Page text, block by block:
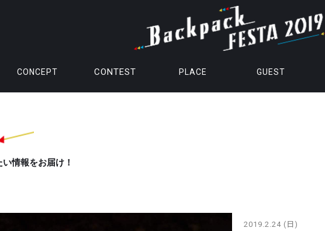
CONCEPT CONTEST PLACE GUEST
情報をお届け！
2019.2.24 (日)